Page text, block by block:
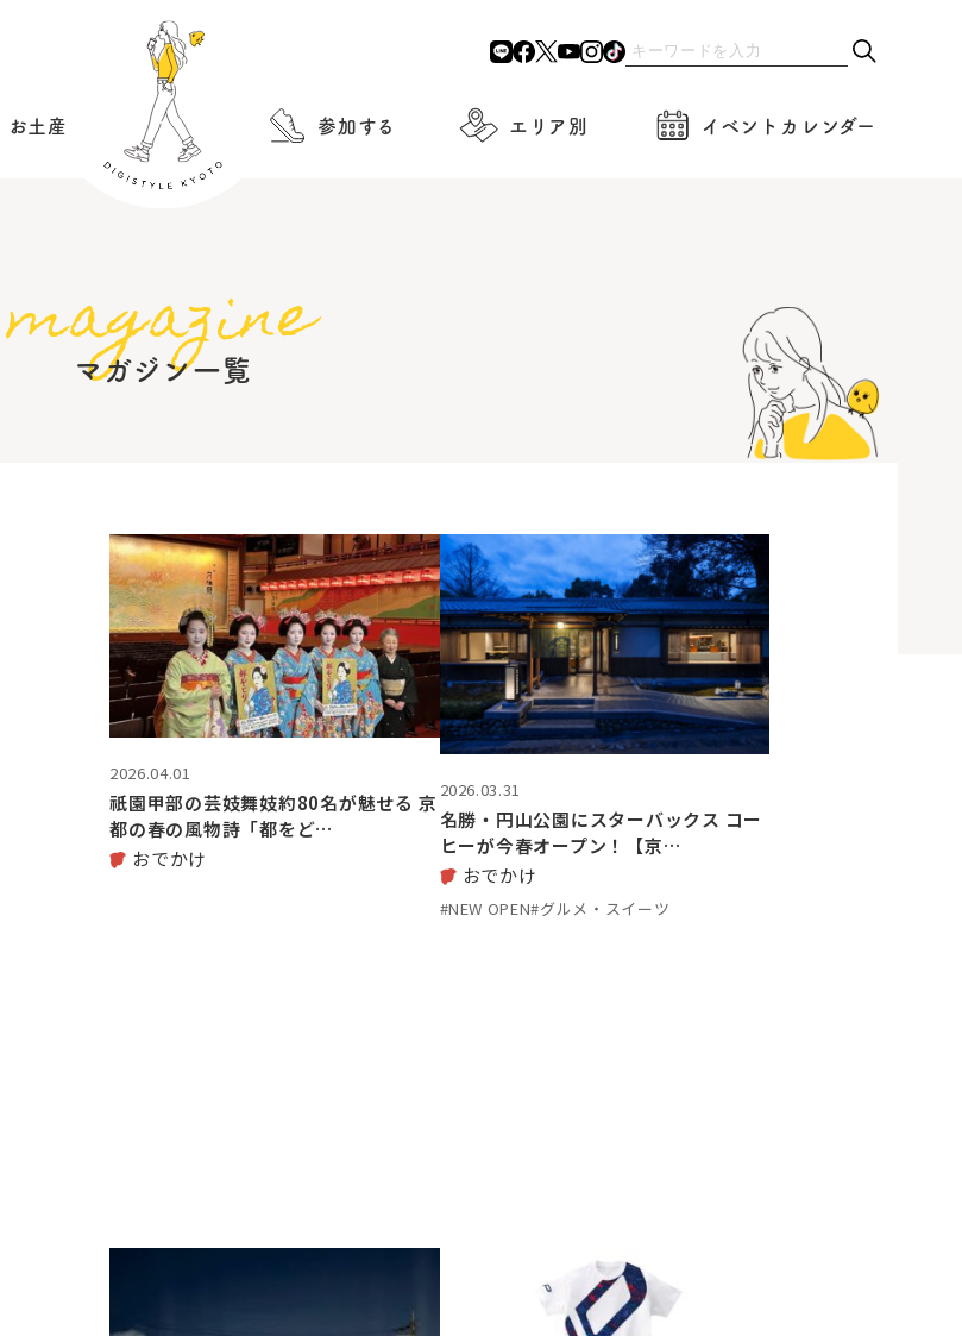
お土産 参加する エリア別 イベントカレンダー
magazine
マガジン一覧
2026.04.01
祇園甲部の芸妓舞妓約80名が魅せる 京
都の春の風物詩「都をど…
おでかけ
2026.03.31
名勝・円山公園にスターバックス コー
ヒーが今春オープン！【京…
おでかけ
#NEW OPEN#グルメ・スイーツ